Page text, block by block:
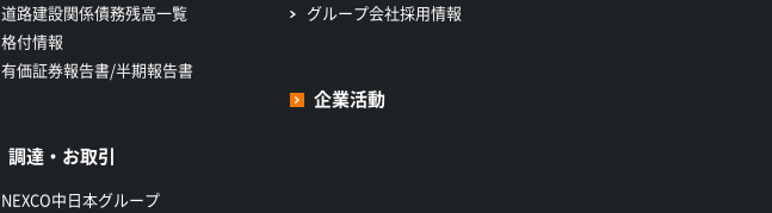
道路建設関係債務残高一覧
格付情報
有価証券報告書/半期報告書
調達・お取引
NEXCO中日本グループ
グループ会社採用情報
企業活動